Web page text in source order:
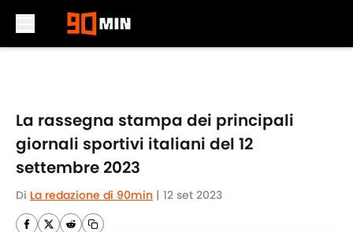
La rassegna stampa dei principali
giornali sportivi italiani del 12
settembre 2023
Di La redazione di 90min | 12 set 2023